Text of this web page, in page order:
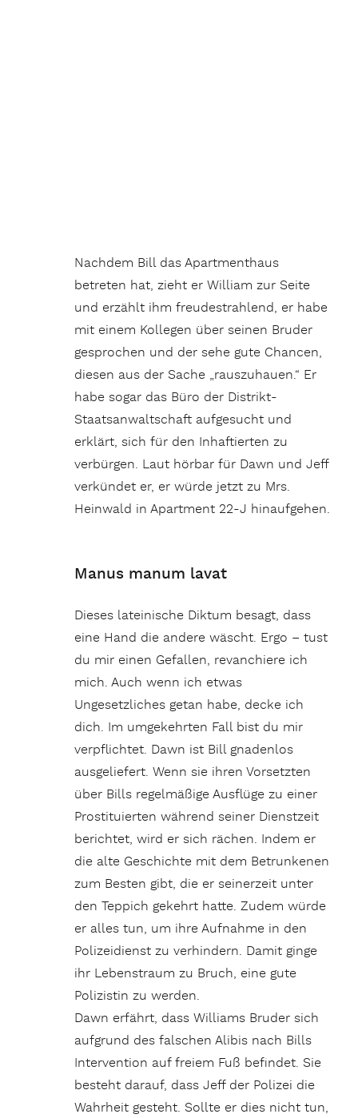
Nachdem Bill das Apartmenthaus
betreten hat, zieht er William zur Seite
und erzählt ihm freudestrahlend, er habe
mit einem Kollegen über seinen Bruder
gesprochen und der sehe gute Chancen,
diesen aus der Sache „rauszuhauen.“ Er
habe sogar das Büro der Distrikt-
Staatsanwaltschaft aufgesucht und
erklärt, sich für den Inhaftierten zu
verbürgen. Laut hörbar für Dawn und Jeff
verkündet er, er würde jetzt zu Mrs.
Heinwald in Apartment 22-J hinaufgehen.
Manus manum lavat
Dieses lateinische Diktum besagt, dass
eine Hand die andere wäscht. Ergo – tust
du mir einen Gefallen, revanchiere ich
mich. Auch wenn ich etwas
Ungesetzliches getan habe, decke ich
dich. Im umgekehrten Fall bist du mir
verpflichtet. Dawn ist Bill gnadenlos
ausgeliefert. Wenn sie ihren Vorsetzten
über Bills regelmäßige Ausflüge zu einer
Prostituierten während seiner Dienstzeit
berichtet, wird er sich rächen. Indem er
die alte Geschichte mit dem Betrunkenen
zum Besten gibt, die er seinerzeit unter
den Teppich gekehrt hatte. Zudem würde
er alles tun, um ihre Aufnahme in den
Polizeidienst zu verhindern. Damit ginge
ihr Lebenstraum zu Bruch, eine gute
Polizistin zu werden.
Dawn erfährt, dass Williams Bruder sich
aufgrund des falschen Alibis nach Bills
Intervention auf freiem Fuß befindet. Sie
besteht darauf, dass Jeff der Polizei die
Wahrheit gesteht. Sollte er dies nicht tun,